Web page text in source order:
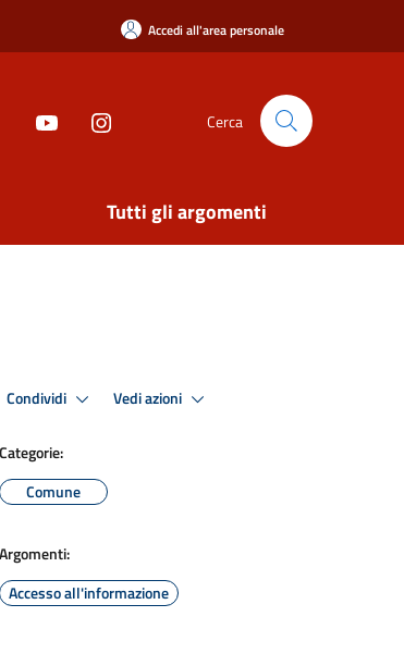
Accedi all'area personale
Cerca
Tutti gli argomenti
Condividi Vedi azioni
Categorie:
Comune
Argomenti:
Accesso all'informazione